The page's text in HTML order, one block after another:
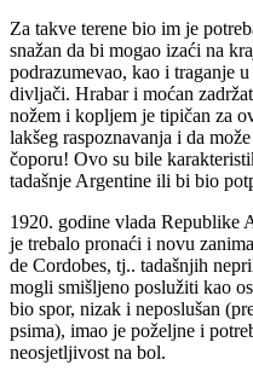
Za takve terene bio im je
snažan da bi mogao izaći na
podrazumevao, kao i traganje
divljači. Hrabar i moćan
nožem i kopljem je tipičan za
lakšeg raspoznavanja i da
čoporu! Ovo su bile
tadašnje Argentine ili bi bio
1920. godine vlada Republike
je trebalo pronaći i novu
de Cordobes, tj.. tadašnjih
mogli smišljeno poslužiti kao
bio spor, nizak i neposlušan
psima), imao je poželjne i
neosjetljivost na bol.